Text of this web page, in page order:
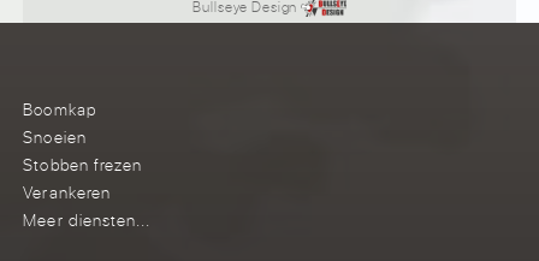
Bullseye Design
Boomkap
Snoeien
Stobben frezen
Verankeren
Meer diensten...